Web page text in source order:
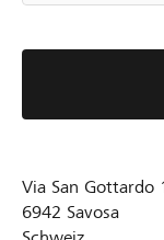
Via San Gottardo
6942 Savosa